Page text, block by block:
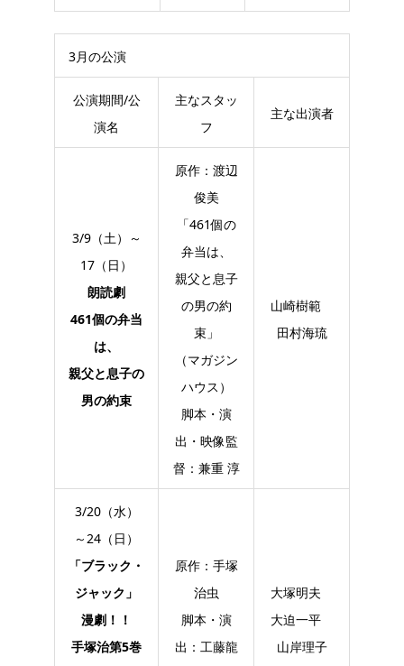
3月の公演
公演期間/公
演名
主なスタッ
フ
主な出演者
3/9（土）～
17（日）
朗読劇
461個の弁当
は、
親父と息子の
男の約束
原作：渡辺
俊美
「461個の
弁当は、
親父と息子
の男の約
束」
（マガジン
ハウス）
脚本・演
出・映像監
督：兼重 淳
山崎樹範
田村海琉
3/20（水）
～24（日）
「ブラック・
ジャック」
漫劇！！
手塚治第5巻
原作：手塚
治虫
脚本・演
出：工藤龍
大塚明夫
大迫一平
山岸理子